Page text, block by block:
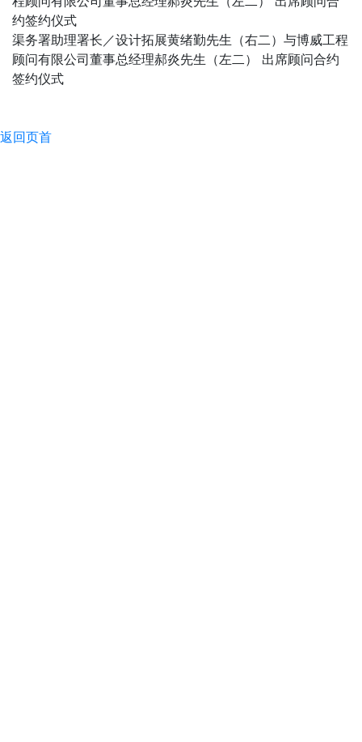
渠务署助理署长／设计拓展黄绪勤先生（右二）与博威工程
顾问有限公司董事总经理郝炎先生（左二） 出席顾问合约
签约仪式
返回页首